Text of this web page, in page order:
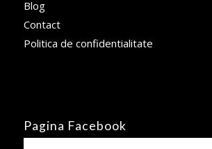
Blog
Contact
Politica de confidentialitate
Pagina Facebook